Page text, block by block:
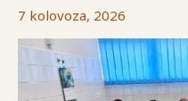
7 kolovoza, 2026